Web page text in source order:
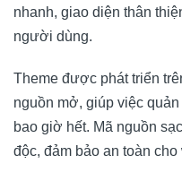
nhanh, giao diện thân
người dùng.
Theme được phát triển
nguồn mở, giúp việc
bao giờ hết. Mã nguồn
độc, đảm bảo an toàn